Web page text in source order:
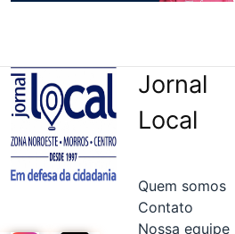
Jornal
Local
Quem somos
Contato
Nossa equipe